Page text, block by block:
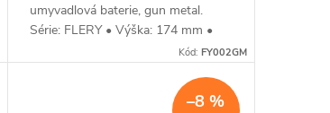
umyvadlová baterie, gun metal.
Série: FLERY • Výška: 174 mm •
Barva: Gun metal • Materiál: Mosaz
Kód: FY002GM
–8 %